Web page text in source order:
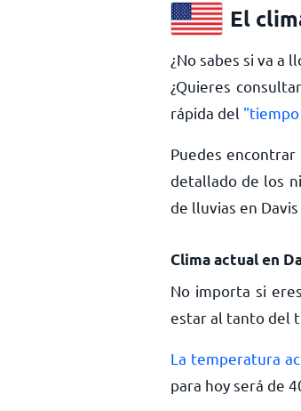
El
¿No sabes si va a
¿Quieres
rápida del "tiempo
Puedes
detallado de los
de lluvias en
Clima actual en
No importa si
estar al tanto del
La temperatura
para hoy será de